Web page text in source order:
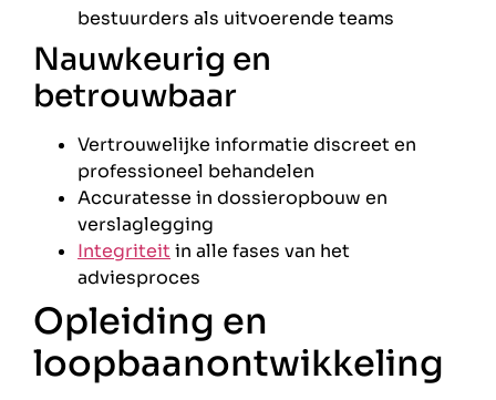
bestuurders als uitvoerende teams
Nauwkeurig en
betrouwbaar
Vertrouwelijke informatie discreet en
professioneel behandelen
Accuratesse in dossieropbouw en
verslaglegging
Integriteit in alle fases van het
adviesproces
Opleiding en
loopbaanontwikkeling